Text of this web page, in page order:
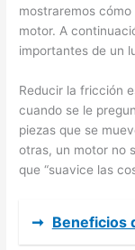
mostraremos
motor. A
importantes de un
Reducir la fricción
cuando se le
piezas que se
otras, un motor no
que “suavice las
➞ Beneficios